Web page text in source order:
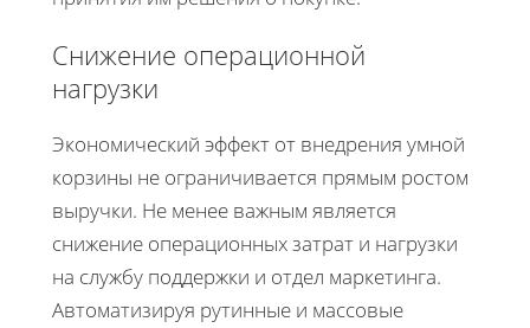
Снижение операционной
нагрузки
Экономический эффект от внедрения умной
корзины не ограничивается прямым ростом
выручки. Не менее важным является
снижение операционных затрат и нагрузки
на службу поддержки и отдел маркетинга.
Автоматизируя рутинные и массовые